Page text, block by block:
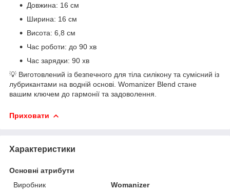
Довжина: 16 см
Ширина: 16 см
Висота: 6,8 см
Час роботи: до 90 хв
Час зарядки: 90 хв
💡 Виготовлений із безпечного для тіла силікону та сумісний із
лубрикантами на водній основі. Womanizer Blend стане
вашим ключем до гармонії та задоволення.
Приховати
Характеристики
Основні атрибути
Виробник
Womanizer